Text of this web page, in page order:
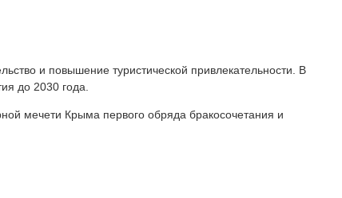
и повышение туристической привлекательности. В
до 2030 года.
мечети Крыма первого обряда бракосочетания и